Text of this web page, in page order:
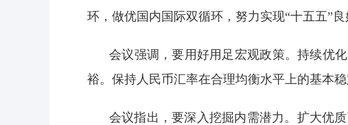
环，做优国内国际双循环，努力实现“十五五”良
会议强调，要用好用足宏观政策。持续优
裕。保持人民币汇率在合理均衡水平上的基本
会议指出，要深入挖掘内需潜力。扩大优